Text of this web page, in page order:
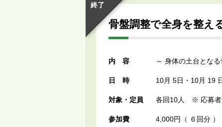
終了
骨盤調整で全身を整え
内容 ～ 身体の土台とな
日時 10月 5日・10月 19
対象・定員 各回10人 ※ 応募者
参加費 4,000円（ ６回分 ）